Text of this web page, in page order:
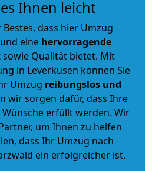
Ihnen leicht
dass hier Umzug
und eine hervorragende
sowie Qualität bietet. Mit
in Leverkusen können Sie
Umzug reibungslos und
wir sorgen dafür, dass Ihre
erfüllt werden. Wir
um Ihnen zu helfen
dass Ihr Umzug nach
ein erfolgreicher ist.